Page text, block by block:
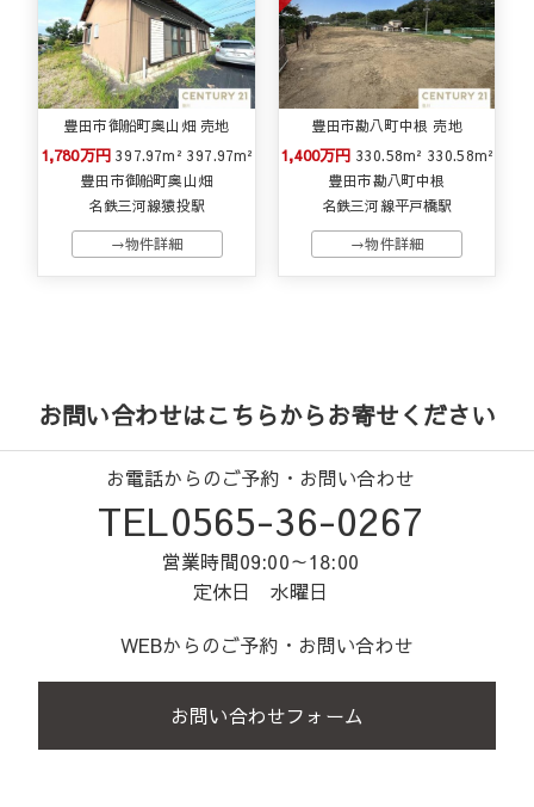
豊田市御船町奥山畑 売地
1,780万円397.97m²397.97m²
豊田市御船町奥山畑
名鉄三河線猿投駅
→物件詳細
豊田市勘八町中根 売地
1,400万円 330.58m² 330.58m²
豊田市勘八町中根
名鉄三河線平戸橋駅
→物件詳細
お問い合わせはこちらからお寄せください
お電話からのご予約・お問い合わせ
TEL0565-36-0267
営業時間09:00～18:00
定休日 水曜日
WEBからのご予約・お問い合わせ
お問い合わせフォーム